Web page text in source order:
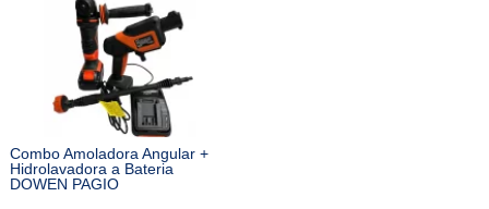
Combo Amoladora Angular +
Hidrolavadora a Bateria
DOWEN PAGIO